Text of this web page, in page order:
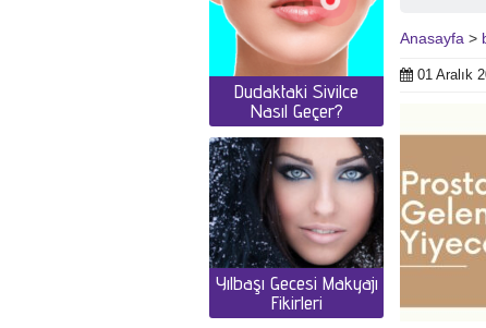
Anasayfa >
01 Aralık
Dudaktaki Sivilce
Nasıl Geçer?
Yılbaşı Gecesi Makyajı
Fikirleri